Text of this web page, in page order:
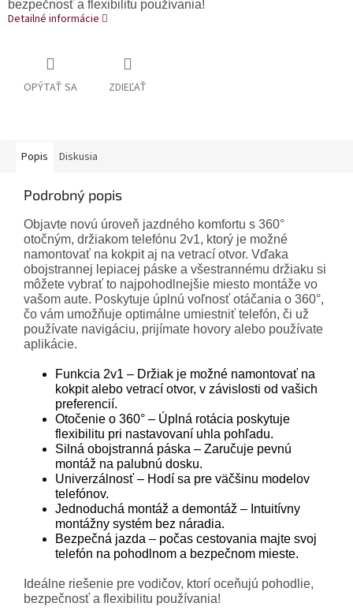
bezpečnosť a flexibilitu používania!
Detailné informácie
OPÝTAŤ SA ZDIEĽAŤ
Popis Diskusia
Podrobný popis
Objavte novú úroveň jazdného komfortu s 360°
otočným, držiakom telefónu 2v1, ktorý je možné
namontovať na kokpit aj na vetrací otvor. Vďaka
obojstrannej lepiacej páske a všestrannému držiaku si
môžete vybrať to najpohodlnejšie miesto montáže vo
vašom aute. Poskytuje úplnú voľnosť otáčania o 360°,
čo vám umožňuje optimálne umiestniť telefón, či už
používate navigáciu, prijímate hovory alebo používate
aplikácie.
Funkcia 2v1 – Držiak je možné namontovať na
kokpit alebo vetrací otvor, v závislosti od vašich
preferencií.
Otočenie o 360° – Úplná rotácia poskytuje
flexibilitu pri nastavovaní uhla pohľadu.
Silná obojstranná páska – Zaručuje pevnú
montáž na palubnú dosku.
Univerzálnosť – Hodí sa pre väčšinu modelov
telefónov.
Jednoduchá montáž a demontáž – Intuitívny
montážny systém bez náradia.
Bezpečná jazda – počas cestovania majte svoj
telefón na pohodlnom a bezpečnom mieste.
Ideálne riešenie pre vodičov, ktorí oceňujú pohodlie,
bezpečnosť a flexibilitu používania!